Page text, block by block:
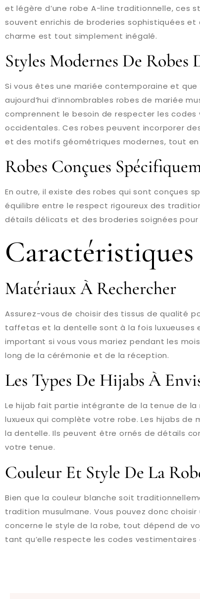
et légère d’une robe A-line traditionnelle, ces
souvent enrichis de broderies sophistiquées
charme est tout simplement inégalé.
Styles Modernes De Robes
Si vous êtes une mariée contemporaine et
aujourd’hui d’innombrables robes de mariée
comprennent le besoin de respecter les
occidentales. Ces robes peuvent incorporer
et des motifs géométriques modernes, tout
Robes Conçues
En outre, il existe des robes qui sont conçues
équilibre entre le respect rigoureux des
détails délicats et des broderies soignées
Matériaux À Rechercher
Assurez-vous de choisir des tissus de qualité
taffetas et la dentelle sont à la fois luxueuses
important si vous vous mariez pendant les
long de la cérémonie et de la réception.
Les Types De Hijabs À
Le hijab fait partie intégrante de la tenue de la
luxueux qui complète votre robe. Les hijabs
la dentelle. Ils peuvent être ornés de détails
votre tenue.
Couleur Et Style De La
Bien que la couleur blanche soit
tradition musulmane. Vous pouvez donc
concerne le style de la robe, tout dépend de
tant qu’elle respecte les codes vestimentaires